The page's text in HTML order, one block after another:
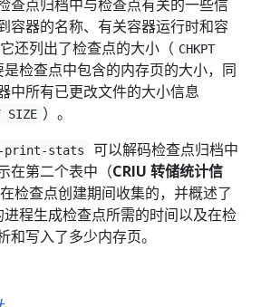
查点归档中与检查点有关的一些信
容器的名称、有关容器运行时和容
还列出了检查点的大小（ CHKPT
是检查点中包含的内存页的大小，同
中所有已更改文件的大小信息
SIZE ）。
print-stats
可以解码检查点归档中
在第二个表中（CRIU 转储统计信
检查点创建期间收集的，并概述了
进程生成检查点所需的时间以及在检
和写入了多少内存页。